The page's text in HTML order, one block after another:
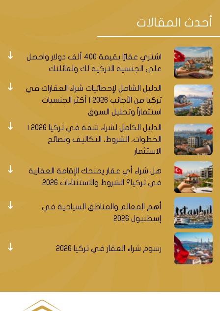
أحدث المقالات
اشتري عقارًا بقيمة 400 ألف دولار واحصل
على الجنسية التركية لك ولعائلتك
الدليل الشامل لإحصائيات شراء العقارات في
تركيا من الأجانب 2026 | أكثر الجنسيات
استثماراً وتحليل السوق
الخطوات، الشروط، التكاليف ونصائح
الاستثمار
هل شراء أي عقار يمنحك الإقامة العقارية
في تركيا؟ الشروط والاستثناءات 2026
أهم المعالم والمناطق السياحية في
إسطنبول 2026
رسوم شراء العقار في تركيا 2026